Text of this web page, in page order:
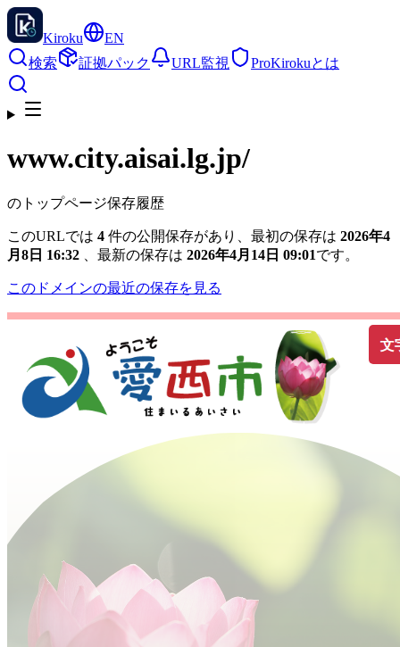
Kiroku
EN
検索
証拠パック URL監視 ProKirokuとは
www.city.aisai.lg.jp/
のトップページ保存履歴
このURLでは 4 件の公開保存があり、最初の保存は 2026年4
月8日 16:32
、最新の保存は 2026年4月14日 09:01です。
このドメインの最近の保存を見る